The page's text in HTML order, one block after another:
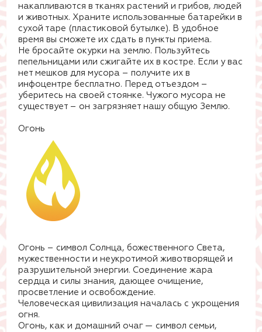
накапливаются в тканях растений и грибов, людей
и животных. Храните использованные батарейки в
сухой таре (пластиковой бутылке). В удобное
время вы сможете их сдать в пункты приема.
Не бросайте окурки на землю. Пользуйтесь
пепельницами или сжигайте их в костре. Если у вас
нет мешков для мусора – получите их в
инфоцентре бесплатно. Перед отъездом –
уберитесь на своей стоянке. Чужого мусора не
существует – он загрязняет нашу общую Землю.
Огонь
Огонь – символ Солнца, божественного Света,
мужественности и неукротимой животворящей и
разрушительной энергии. Соединение жара
сердца и силы знания, дающее очищение,
просветление и освобождение.
Человеческая цивилизация началась с укрощения
огня.
Огонь, как и домашний очаг — символ семьи,